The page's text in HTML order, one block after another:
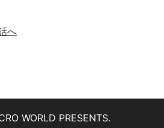
へ
WORLD PRESENTS.